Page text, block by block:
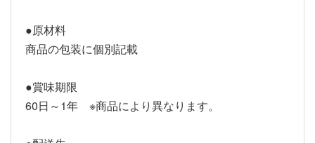
●原材料
商品の包装に個別記載
●賞味期限
60日～1年 ※商品により異なります。